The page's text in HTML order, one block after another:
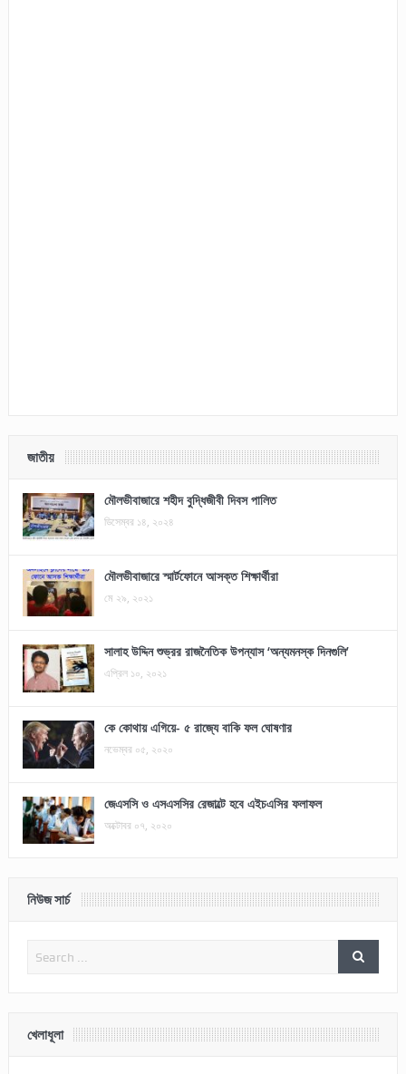
জাতীয়
মৌলভীবাজারে শহীদ বুদ্ধিজীবী দিবস পালিত
ডিসেম্বর ১৪, ২০২৪
মৌলভীবাজারে স্মার্টফোনে আসক্ত শিক্ষার্থীরা
মে ২৯, ২০২১
সালাহ উদ্দিন শুভ্রর রাজনৈতিক উপন্যাস ‘অন্যমনস্ক দিনগুলি’
এপ্রিল ১০, ২০২১
কে কোথায় এগিয়ে- ৫ রাজ্যে বাকি ফল ঘোষণার
নভেম্বর ০৫, ২০২০
জেএসসি ও এসএসসির রেজাল্টে হবে এইচএসির ফলাফল
অক্টোবর ০৭, ২০২০
নিউজ সার্চ
খেলাধূলা